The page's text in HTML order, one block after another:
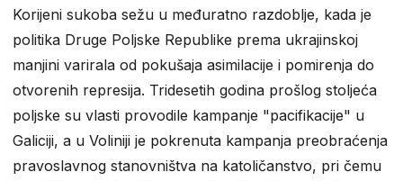
Korijeni sukoba sežu u međuratno razdoblje, kada je
politika Druge Poljske Republike prema ukrajinskoj
manjini varirala od pokušaja asimilacije i pomirenja do
otvorenih represija. Tridesetih godina prošlog stoljeća
poljske su vlasti provodile kampanje "pacifikacije" u
Galiciji, a u Voliniji je pokrenuta kampanja preobraćenja
pravoslavnog stanovništva na katoličanstvo, pri čemu